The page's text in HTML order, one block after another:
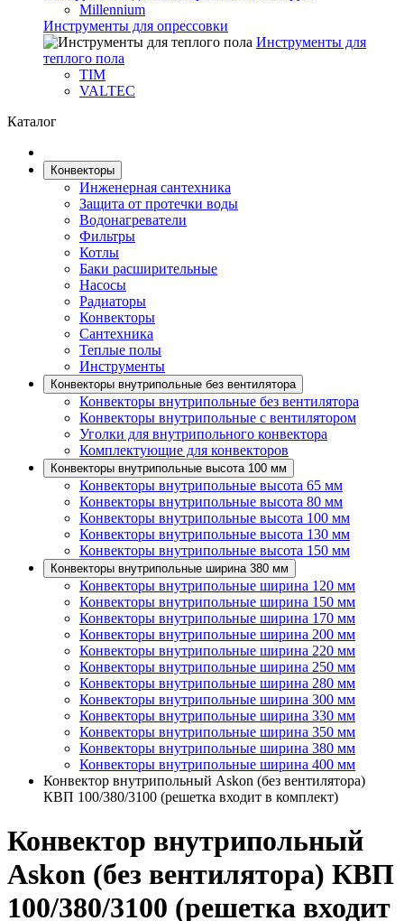
Millennium
Инструменты для опрессовки
Инструменты для
теплого пола
TIM
VALTEC
Каталог
Конвекторы
Инженерная сантехника
Защита от протечки воды
Водонагреватели
Фильтры
Котлы
Баки расширительные
Насосы
Радиаторы
Конвекторы
Сантехника
Теплые полы
Инструменты
Конвекторы внутрипольные без вентилятора
Конвекторы внутрипольные без вентилятора
Конвекторы внутрипольные с вентилятором
Уголки для внутрипольного конвектора
Комплектующие для конвекторов
Конвекторы внутрипольные высота 100 мм
Конвекторы внутрипольные высота 65 мм
Конвекторы внутрипольные высота 80 мм
Конвекторы внутрипольные высота 100 мм
Конвекторы внутрипольные высота 130 мм
Конвекторы внутрипольные высота 150 мм
Конвекторы внутрипольные ширина 380 мм
Конвекторы внутрипольные ширина 120 мм
Конвекторы внутрипольные ширина 150 мм
Конвекторы внутрипольные ширина 170 мм
Конвекторы внутрипольные ширина 200 мм
Конвекторы внутрипольные ширина 220 мм
Конвекторы внутрипольные ширина 250 мм
Конвекторы внутрипольные ширина 280 мм
Конвекторы внутрипольные ширина 300 мм
Конвекторы внутрипольные ширина 330 мм
Конвекторы внутрипольные ширина 350 мм
Конвекторы внутрипольные ширина 380 мм
Конвекторы внутрипольные ширина 400 мм
Конвектор внутрипольный Askon (без вентилятора)
КВП 100/380/3100 (решетка входит в комплект)
Конвектор внутрипольный
Askon (без вентилятора) КВП
100/380/3100 (решетка входит